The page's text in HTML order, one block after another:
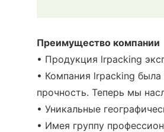
Преимущество компании
• Продукция lrpacking
• Компания lrpacking
прочность. Теперь мы
• Уникальные
• Имея группу